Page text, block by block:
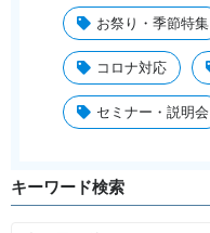
お祭り・季節特集
コロナ対応
セミナー・説明会
キーワード検索